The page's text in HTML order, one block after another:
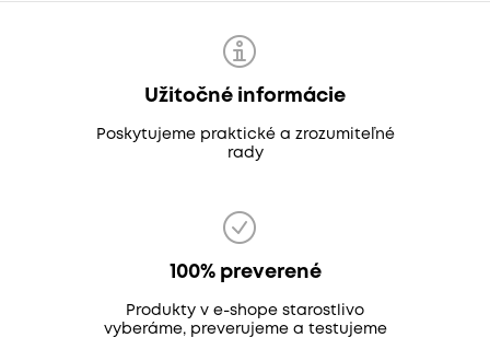
Užitočné informácie
Poskytujeme praktické a zrozumiteľné
rady
100% preverené
Produkty v e-shope starostlivo
vyberáme, preverujeme a testujeme